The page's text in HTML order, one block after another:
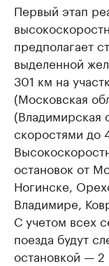
Первый этап
предполагает
выделенной
301 км на
(Московская
(Владимирская
скоростями до
остановок от
Ногинске,
Владимире,
С учетом всех
поезда будут
остановкой — 2